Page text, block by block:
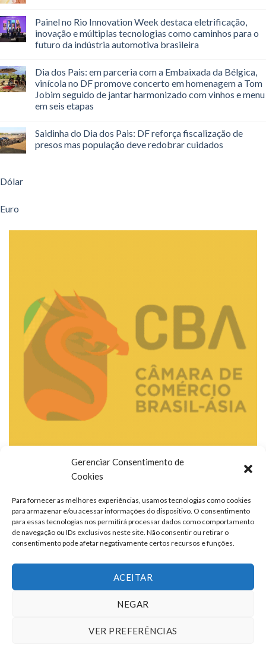
Gerenciar Consentimento de
Cookies
Para fornecer as melhores experiências, usamos tecnologias como cookies
para armazenar e/ou acessar informações do dispositivo. O consentimento
para essas tecnologias nos permitirá processar dados como comportamento
de navegação ou IDs exclusivos neste site. Não consentir ou retirar o
consentimento pode afetar negativamente certos recursos e funções.
ACEITAR
NEGAR
VER PREFERÊNCIAS
Painel no Rio Innovation Week destaca eletrificação,
inovação e múltiplas tecnologias como caminhos para o
futuro da indústria automotiva brasileira
Dia dos Pais: em parceria com a Embaixada da Bélgica,
vinícola no DF promove concerto em homenagem a Tom
Jobim seguido de jantar harmonizado com vinhos e menu
em seis etapas
Saidinha do Dia dos Pais: DF reforça fiscalização de
presos mas população deve redobrar cuidados
Dólar
Euro